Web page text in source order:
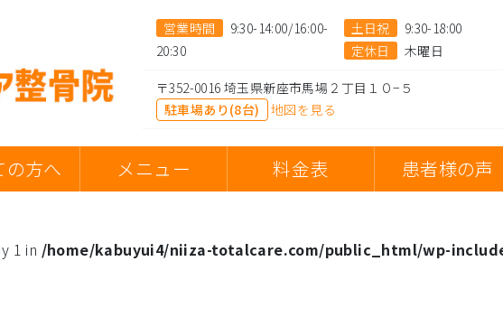
営業時間
9:30-14:00/16:00-
20:30
土日祝
9:30-18:00
定休日
木曜日
〒352-0016 埼玉県新座市馬場２丁目１０−５
駐車場あり(8台)
地図を見る
の方へ メニュー 料金表 患者様の声
1 in /home/kabuyui4/niiza-totalcare.com/public_html/wp-